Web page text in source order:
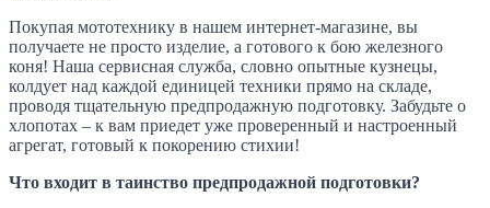
Покупая мототехнику в нашем интернет-магазине, вы
получаете не просто изделие, а готового к бою железного
коня! Наша сервисная служба, словно опытные кузнецы,
колдует над каждой единицей техники прямо на складе,
проводя тщательную предпродажную подготовку. Забудьте о
хлопотах – к вам приедет уже проверенный и настроенный
агрегат, готовый к покорению стихии!
Что входит в таинство предпродажной подготовки?